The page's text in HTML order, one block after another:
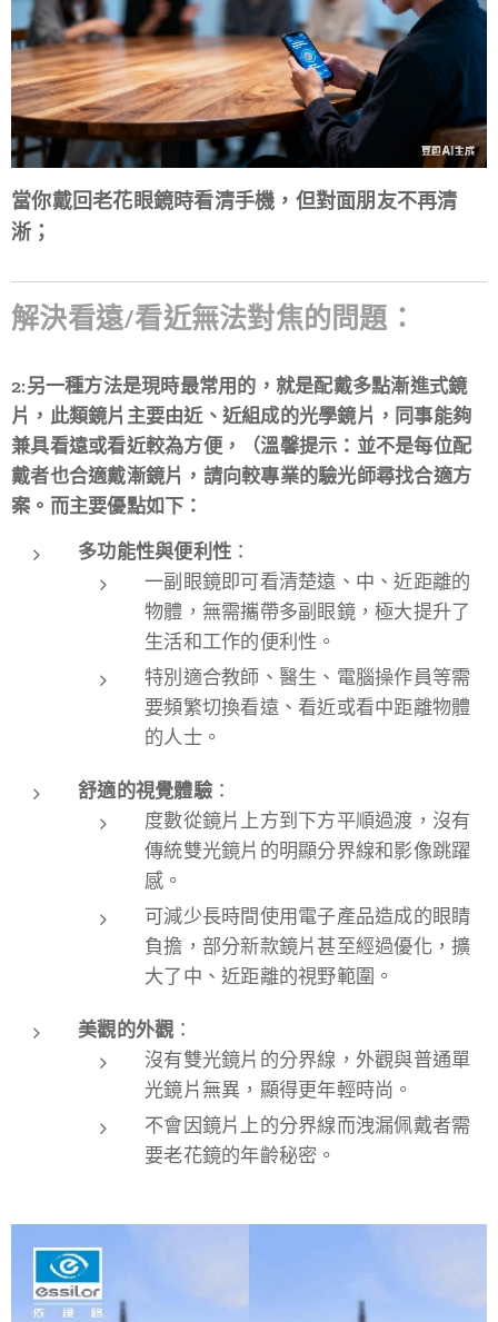
當你戴回老花眼鏡時看清手機，但對面朋友不再清
淅；
解決看遠/看近無法對焦的問題：
2:另一種方法是現時最常用的，就是配戴多點漸進式鏡
片，此類鏡片主要由近、近組成的光學鏡片，同事能夠
兼具看遠或看近較為方便，（溫馨提示：並不是每位配
戴者也合適戴漸鏡片，請向較專業的驗光師尋找合適方
案。而主要優點如下：
多功能性與便利性 ：
一副眼鏡即可看清楚遠、中、近距離的
物體，無需攜帶多副眼鏡，極大提升了
生活和工作的便利性。
特別適合教師、醫生、電腦操作員等需
要頻繁切換看遠、看近或看中距離物體
的人士。
舒適的視覺體驗：
度數從鏡片上方到下方平順過渡，沒有
傳統雙光鏡片的明顯分界線和影像跳躍
感。
可減少長時間使用電子產品造成的眼睛
負擔，部分新款鏡片甚至經過優化，擴
大了中、近距離的視野範圍。
美觀的外觀 ：
沒有雙光鏡片的分界線，外觀與普通單
光鏡片無異，顯得更年輕時尚。
不會因鏡片上的分界線而洩漏佩戴者需
要老花鏡的年齡秘密。